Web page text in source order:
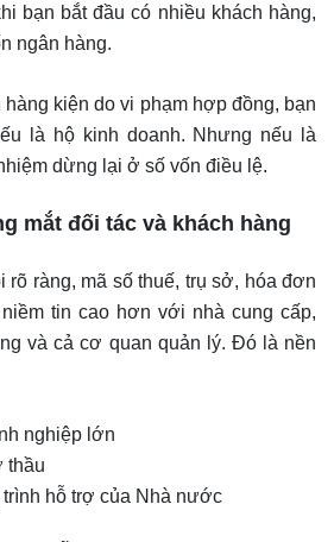
bạn bắt đầu có nhiều khách hàng,
ngân hàng.
kiện do vi phạm hợp đồng, bạn
là hộ kinh doanh. Nhưng nếu là
dừng lại ở số vốn điều lệ.
mắt đối tác và khách hàng
rõ ràng, mã số thuế, trụ sở, hóa đơn
tin cao hơn với nhà cung cấp,
và cả cơ quan quản lý. Đó là nền
nghiệp lớn
thầu
hỗ trợ của Nhà nước